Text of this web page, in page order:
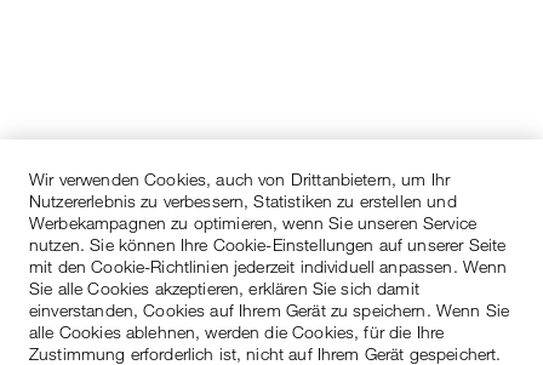
Wir verwenden Cookies, auch von Drittanbietern, um Ihr
Nutzererlebnis zu verbessern, Statistiken zu erstellen und
Werbekampagnen zu optimieren, wenn Sie unseren Service
nutzen. Sie können Ihre Cookie-Einstellungen auf unserer Seite
mit den Cookie-Richtlinien jederzeit individuell anpassen. Wenn
Sie alle Cookies akzeptieren, erklären Sie sich damit
einverstanden, Cookies auf Ihrem Gerät zu speichern. Wenn Sie
alle Cookies ablehnen, werden die Cookies, für die Ihre
Zustimmung erforderlich ist, nicht auf Ihrem Gerät gespeichert.